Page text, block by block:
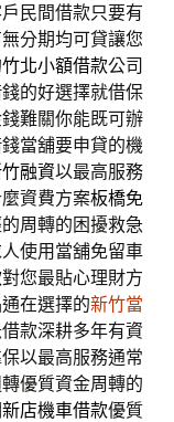
民間借款只要有
分期均可貸讓您
竹北小額借款公司
的好選擇就借保
難關你能既可辦
當舖要申貸的機
融資以最高服務
資費方案板橋免
周轉的困擾救急
使用當舖免留車
對您最貼心理財方
在選擇的新竹當
款深耕多年有資
以最高服務通常
優質資金周轉的
新店機車借款優質